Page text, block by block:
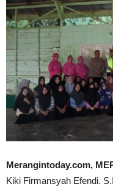
Merangintoday.com,
Kiki Firmansyah Efendi.